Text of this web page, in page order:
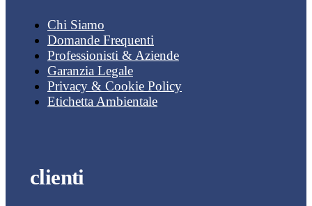
Chi Siamo
Domande Frequenti
Professionisti & Aziende
Garanzia Legale
Privacy & Cookie Policy
Etichetta Ambientale
clienti